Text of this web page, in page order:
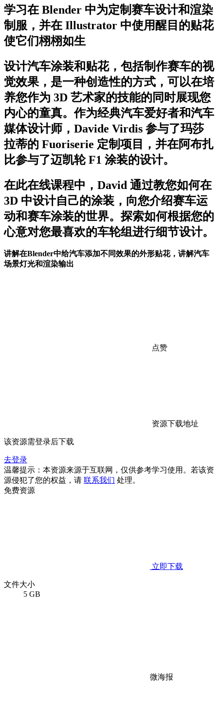
学习在 Blender 中为定制赛车设计和渲染
制服，并在 Illustrator 中使用醒目的贴花
使它们栩栩如生
设计汽车涂装和贴花，包括制作赛车的视
觉效果，是一种创造性的方式，可以在培
养您作为 3D 艺术家的技能的同时展现您
内心的童真。作为经典汽车爱好者和汽车
媒体设计师，Davide Virdis 参与了玛莎
拉蒂的 Fuoriserie 定制项目，并在阿布扎
比参与了迈凯轮 F1 涂装的设计。
在此在线课程中，David 通过教您如何在
3D 中设计自己的涂装，向您介绍赛车运
动和赛车涂装的世界。探索如何根据您的
心意对您最喜欢的车轮组进行细节设计。
讲解在Blender中给汽车添加不同效果的外形贴花，讲解汽车
场景灯光和渲染输出
点赞
资源下载地址
该资源需登录后下载
去登录
温馨提示：本资源来源于互联网，仅供参考学习使用。若该资
源侵犯了您的权益，请 联系我们 处理。
免费资源
立即下载
文件大小
5 GB
微海报